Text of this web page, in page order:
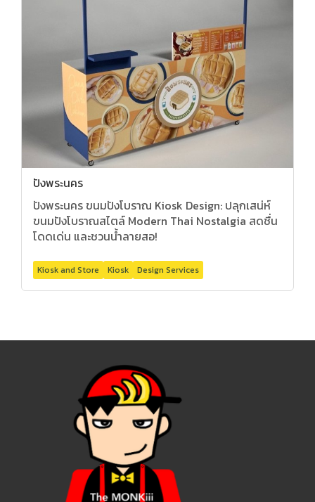
ปังพระนคร
ปังพระนคร ขนมปังโบราณ Kiosk Design: ปลุกเสน่ห์
ขนมปังโบราณสไตล์ Modern Thai Nostalgia สดชื่น
โดดเด่น และชวนน้ำลายสอ!
Kiosk and Store Kiosk Design Services